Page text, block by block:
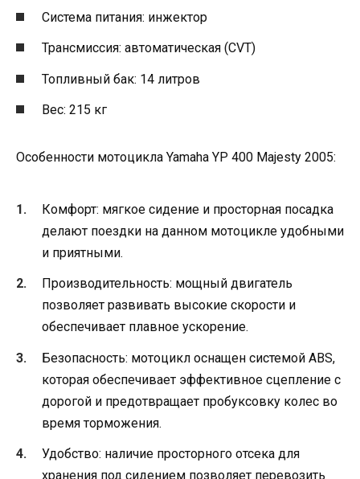
Система питания: инжектор
Трансмиссия: автоматическая (CVT)
Топливный бак: 14 литров
Вес: 215 кг
Особенности мотоцикла Yamaha YP 400 Majesty 2005:
Комфорт: мягкое сидение и просторная посадка
делают поездки на данном мотоцикле удобными
и приятными.
Производительность: мощный двигатель
позволяет развивать высокие скорости и
обеспечивает плавное ускорение.
Безопасность: мотоцикл оснащен системой ABS,
которая обеспечивает эффективное сцепление с
дорогой и предотвращает пробуксовку колес во
время торможения.
Удобство: наличие просторного отсека для
хранения под сидением позволяет перевозить